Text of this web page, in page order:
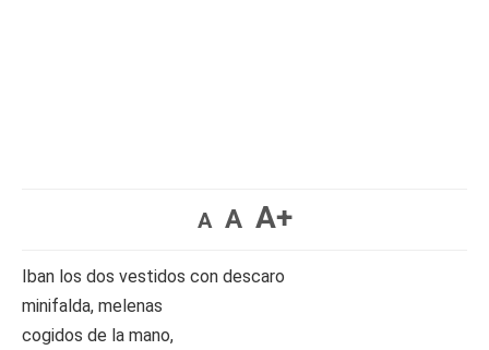
A A A+
Iban los dos vestidos con descaro
minifalda, melenas
cogidos de la mano,